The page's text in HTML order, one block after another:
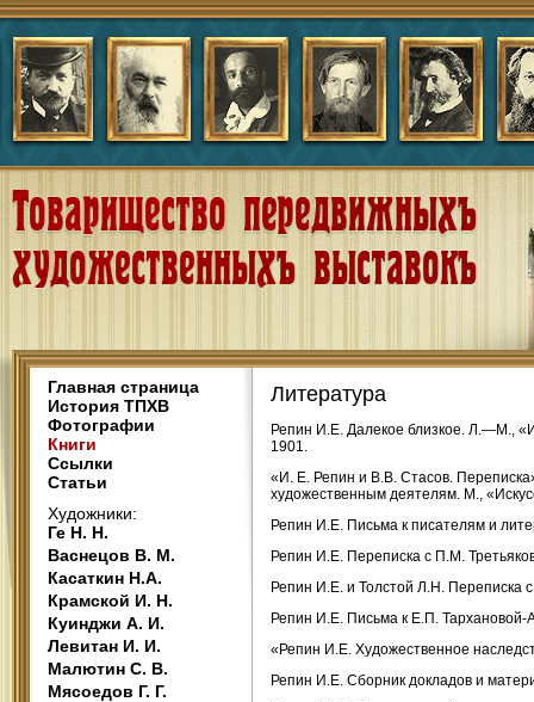
Главная страница
История ТПХВ
Фотографии
Книги
Ссылки
Статьи
Художники:
Ге Н. Н.
Васнецов В. М.
Касаткин Н.А.
Крамской И. Н.
Куинджи А. И.
Левитан И. И.
Малютин С. В.
Мясоедов Г. Г.
Литература
Репин И.Е. Далекое близкое. Л.—М.,
1901.
«И. Е. Репин и В.В. Стасов.
художественным деятелям. М.,
Репин И.Е. Письма к писателям и
Репин И.Е. Переписка с П.М.
Репин И.Е. и Толстой Л.Н. Переписка
Репин И.Е. Письма к Е.П.
«Репин И.Е. Художественное
Репин И.Е. Сборник докладов и